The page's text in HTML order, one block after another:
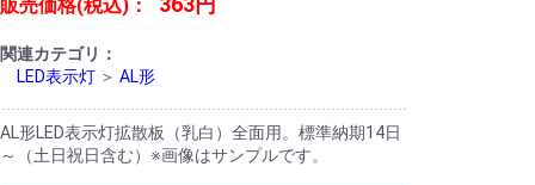
販売価格(税込)：
関連カテゴリ：
LED表示灯 ＞ AL形
AL形LED表示灯拡散板（乳白）全面用。標準納期14日
～（土日祝日含む）※画像はサンプルです。